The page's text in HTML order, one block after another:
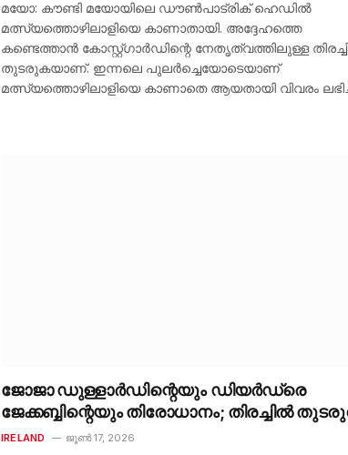
മയോ: കൗണ്ടി മയോയിലെ ഡൗൺപാട്രിക് ഹെഡിൽ
മത്സ്യത്തൊഴിലാളിയെ കാണാതായി. അദ്ദേഹത്തെ
കണ്ടെത്താൻ കോസ്റ്റ്ഗാർഡിന്റെ നേതൃത്വത്തിലുള്ള
തുടരുകയാണ്. ഇന്നലെ പുലർച്ചെയോടെയാണ്
മത്സ്യത്തൊഴിലാളിയെ കാണാതെ ആയതായി വിവരം
ജോജാ ഡുള്ളാർഡിന്റെയും ഡിയർഡ്രെ
ജേക്കബ്ബിന്റെയും തിരോധാനം; തിരച്ചിൽ
IRELAND ജൂൺ 17, 2026